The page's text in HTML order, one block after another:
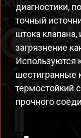
диагностики,
точный
штока клапана,
загрязнение
Используются
шестигранные
термостойкий
прочного